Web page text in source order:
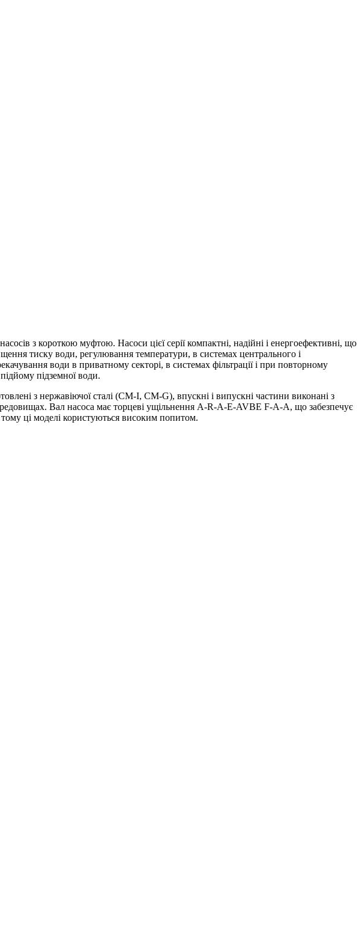
з короткою муфтою. Насоси цієї серії компактні, надійні і енергоефективні, що
тиску води, регулювання температури, в системах центрального і
води в приватному секторі, в системах фільтрації і при повторному
підземної води.
з нержавіючої сталі (СМ-I, СМ-G), впускні і випускні частини виконані з
Вал насоса має торцеві ущільнення A-R-A-E-AVBE F-A-A, що забезпечує
ці моделі користуються високим попитом.